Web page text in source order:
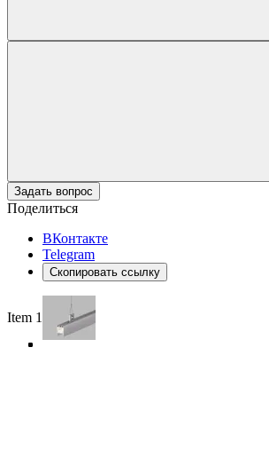
Задать вопрос
Поделиться
ВКонтакте
Telegram
Скопировать ссылку
Item 1 of 4